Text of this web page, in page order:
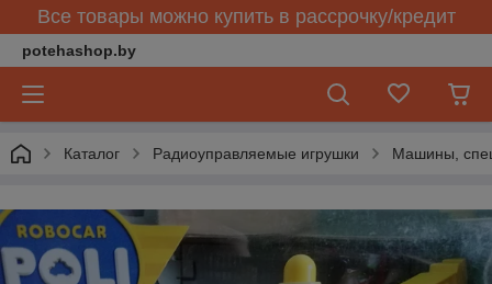
Все товары можно купить в рассрочку/кредит
potehashop.by
Каталог Радиоуправляемые игрушки Машины,